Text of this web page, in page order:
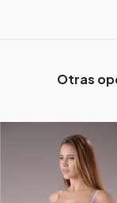
Otras